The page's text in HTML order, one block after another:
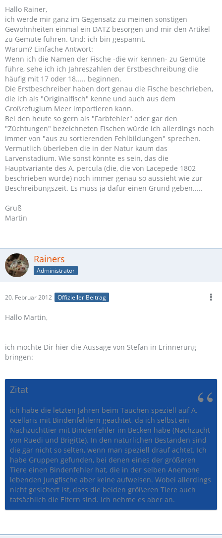
Hallo Rainer,
ich werde mir ganz im Gegensatz zu meinen sonstigen
Gewohnheiten einmal ein DATZ besorgen und mir den Artikel
zu Gemüte führen. Und: ich bin gespannt.
Warum? Einfache Antwort:
Wenn ich die Namen der Fische -die wir kennen- zu Gemüte
führe, sehe ich ich Jahreszahlen der Erstbeschreibung die
häufig mit 17 oder 18..... beginnen.
Die Erstbeschreiber haben dort genau die Fische beschrieben,
die ich als "Originalfisch" kenne und auch aus dem
Großrefugium Meer importieren kann.
Bei den heute so gern als "Farbfehler" oder gar den
"Züchtungen" bezeichneten Fischen würde ich allerdings noch
immer von "aus zu sortierenden Fehlbildungen" sprechen.
Vermutlich überleben die in der Natur kaum das
Larvenstadium. Wie sonst könnte es sein, das die
Hauptvariante des A. percula (die, die von Lacepede 1802
beschrieben wurde) noch immer genau so aussieht wie zur
Beschreibungszeit. Es muss ja dafür einen Grund geben.....
Gruß
Martin
Rainers
Administrator
20. Februar 2012 Offizieller Beitrag
Hallo Martin,
ich möchte Dir hier die Aussage von Stefan in Erinnerung
bringen:
Zitat
ich habe die letzten Jahren beim Tauchen speziell auf A.
ocellaris mit Bindenfehlern geachtet, da ich selbst ein
Nachzuchttier mit Bindenfehler im Becken habe (Nachzucht
von Ruedi und Brigitte). In den natürlichen Beständen sind
die gar nicht so selten, wenn man speziell drauf achtet. Ich
habe Gruppen gefunden, bei denen eines der größeren
Tiere einen Bindenfehler hat, die in der selben Anemone
lebenden Jungfische aber keine aufweisen. Wobei allerdings
nicht gesichert ist, dass die beiden größeren Tiere auch
tatsächlich die Eltern sind. Ich nehme es aber an.